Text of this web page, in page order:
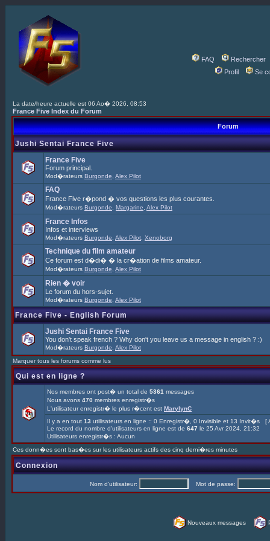
FAQ
Rechercher
Profil
Se
La date/heure actuelle est 06 Ao� 2026, 08:53
France Five Index du Forum
Forum
Jushi Sentai France Five
France Five
Forum principal.
Mod�rateurs Burgonde Alex Pilot
FAQ
France Five r�pond � vos questions les plus courantes.
Mod�rateurs Burgonde Margarine Alex Pilot
France Infos
Infos et interviews
Mod�rateurs Burgonde Alex Pilot Xenoborg
Technique du film amateur
Ce forum est d�di� � la cr�ation de films amateur.
Mod�rateurs Burgonde Alex Pilot
Rien � voir
Le forum du hors-sujet.
Mod�rateurs Burgonde Alex Pilot
France Five - English Forum
Jushi Sentai France Five
You don't speak french ? Why don't you leave us a message in english ? :)
Mod�rateurs Burgonde Alex Pilot
Marquer tous les forums comme lus
Qui est en ligne ?
Nos membres ont post� un total de 5361 messages
Nous avons 470 membres enregistr�s
L'utilisateur enregistr� le plus r�cent est MarylynC
Il y a en tout 13 utilisateurs en ligne :: 0 Enregistr�, 0 Invisible et 13 Invit�s [
Le record du nombre d'utilisateurs en ligne est de 647 le 25 Avr 2024, 21:32
Utilisateurs enregistr�s : Aucun
Ces donn�es sont bas�es sur les utilisateurs actifs des cinq derni�res minutes
Connexion
Nom d'utilisateur: Mot de passe:
Nouveaux messages